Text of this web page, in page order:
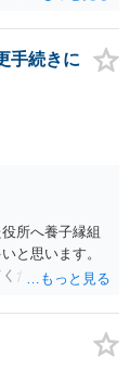
と「通知義務
相手に通知が
直しは適宜出
で毎年見直す
手続きに
所へ養子縁組
と思います。
ださい。